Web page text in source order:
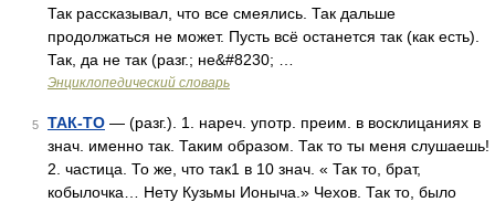
Так рассказывал, что все смеялись. Так дальше
продолжаться не может. Пусть всё останется так (как есть).
Так, да не так (разг.; не&#8230; …
Энциклопедический словарь
5 ТАК-ТО — (разг.). 1. нареч. употр. преим. в восклицаниях в
знач. именно так. Таким образом. Так то ты меня слушаешь!
2. частица. То же, что так1 в 10 знач. « Так то, брат,
кобылочка… Нету Кузьмы Ионыча.» Чехов. Так то, было